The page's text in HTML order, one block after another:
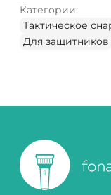
Категории:
Тактическое
Для защитников